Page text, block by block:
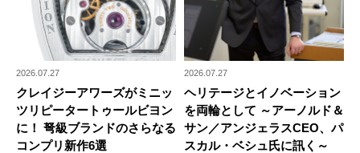
2026.07.27
クレイジーアワーズがミニッ
ツリピータートゥールビヨン
に！ 弩級ブランドのさらなる
コンプリ新作6選
2026.07.27
ヘリテージとイノベーション
を両輪として ～アーノルド＆
サン／アンジェラスCEO、パ
スカル・ベシュ氏に訊く～